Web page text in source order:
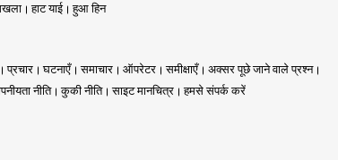
हाट याई हुआ हिन
प्रचार घटनाएँ समाचार ऑपरेटर समीक्षाएँ
अक्सर पूछे जाने वाले प्रश्न
नीति कुकी नीति साइट मानचित्र हमसे संपर्क करें